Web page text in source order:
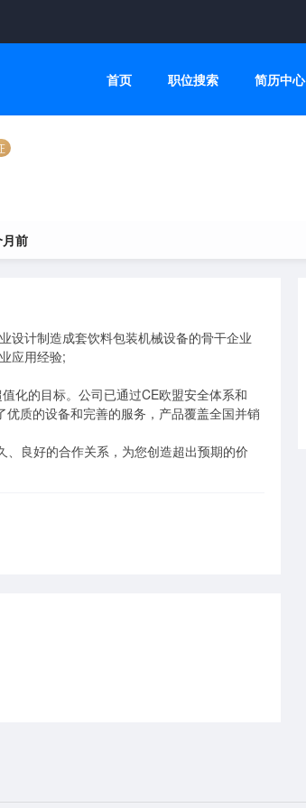
首页 职位搜索 简历中心
前
设计制造成套饮料包装机械设备的骨干企业
应用经验;
化的目标。公司已通过CE欧盟安全体系和
质的设备和完善的服务，产品覆盖全国并销
、良好的合作关系，为您创造超出预期的价